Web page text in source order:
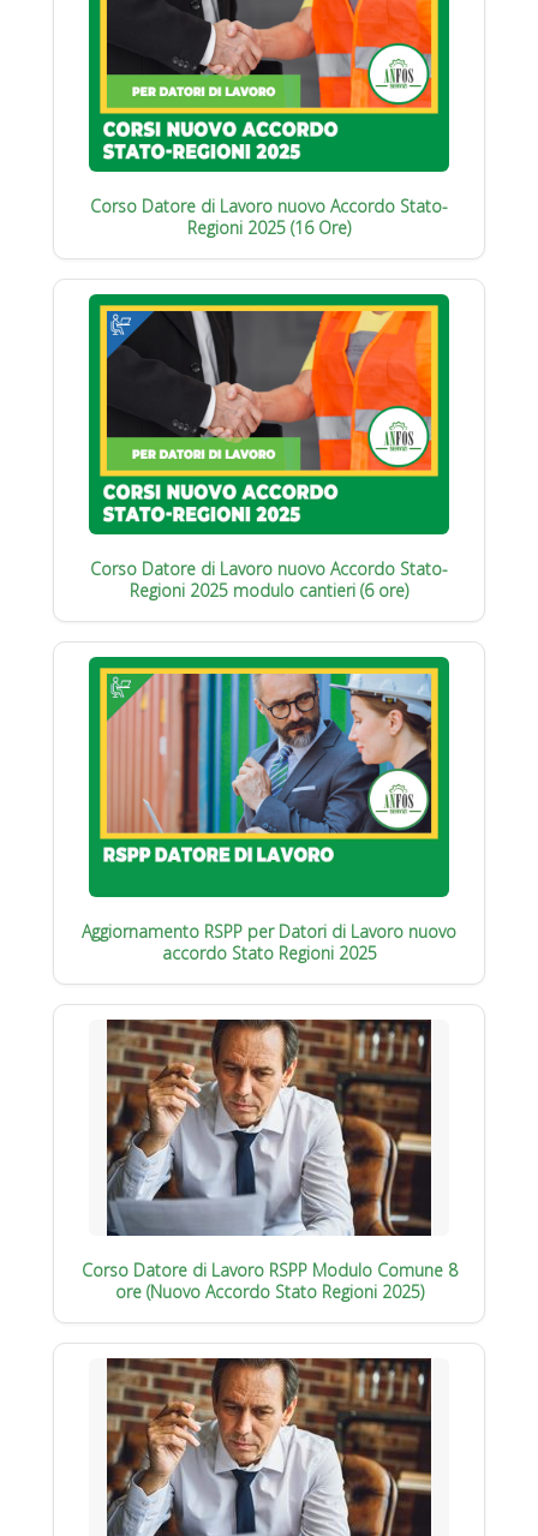
Corso Datore di Lavoro nuovo Accordo Stato-
Regioni 2025 (16 Ore)
Corso Datore di Lavoro nuovo Accordo Stato-
Regioni 2025 modulo cantieri (6 ore)
Aggiornamento RSPP per Datori di Lavoro nuovo
accordo Stato Regioni 2025
Corso Datore di Lavoro RSPP Modulo Comune 8
ore (Nuovo Accordo Stato Regioni 2025)